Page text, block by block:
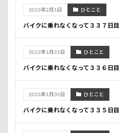
2023年2月1日 ひとこと
バイクに乗れなくなって３３７日目
2023年1月31日 ひとこと
バイクに乗れなくなって３３６日目
2023年1月30日 ひとこと
バイクに乗れなくなって３３５日目